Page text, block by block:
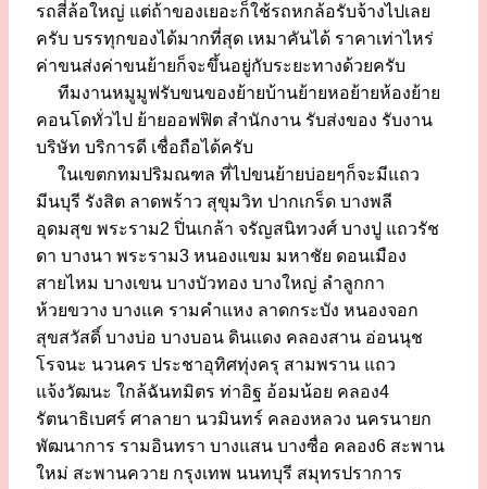
รถสี่ล้อใหญ่ แต่ถ้าของเยอะก็ใช้รถหกล้อรับจ้างไปเลย
ครับ บรรทุกของได้มากที่สุด เหมาคันได้ ราคาเท่าไหร่
ค่าขนส่งค่าขนย้ายก็จะขึ้นอยู่กับระยะทางด้วยครับ
ทีมงานหมูมูฟรับขนของย้ายบ้านย้ายหอย้ายห้องย้าย
คอนโดทั่วไป ย้ายออฟฟิต สำนักงาน รับส่งของ รับงาน
บริษัท บริการดี เชื่อถือได้ครับ
ในเขตกทมปริมณฑล ที่ไปขนย้ายบ่อยๆก็จะมีแถว
มีนบุรี รังสิต ลาดพร้าว สุขุมวิท ปากเกร็ด บางพลี
อุดมสุข พระราม2 ปิ่นเกล้า จรัญสนิทวงศ์ บางปู แถวรัช
ดา บางนา พระราม3 หนองแขม มหาชัย ดอนเมือง
สายไหม บางเขน บางบัวทอง บางใหญ่ ลำลูกกา
ห้วยขวาง บางแค รามคำแหง ลาดกระบัง หนองจอก
สุขสวัสดิ์ บางบ่อ บางบอน ดินแดง คลองสาน อ่อนนุช
โรจนะ นวนคร ประชาอุทิศทุ่งครุ สามพราน แถว
แจ้งวัฒนะ ใกล้ฉันทมิตร ท่าอิฐ อ้อมน้อย คลอง4
รัตนาธิเบศร์ ศาลายา นวมินทร์ คลองหลวง นครนายก
พัฒนาการ รามอินทรา บางแสน บางซื่อ คลอง6 สะพาน
ใหม่ สะพานควาย กรุงเทพ นนทบุรี สมุทรปราการ